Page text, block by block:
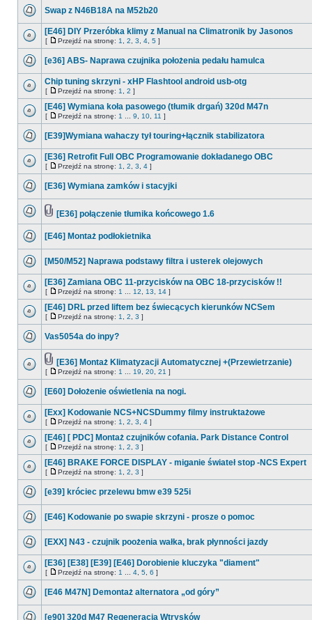
Swap z N46B18A na M52b20
[E46] DIY Przeróbka klimy z Manual na Climatronik by Jasonos
[ Przejdź na stronę: 1 2 3 4 5 ]
[e36] ABS- Naprawa czujnika położenia pedału hamulca
Chip tuning skrzyni - xHP Flashtool android usb-otg
[ Przejdź na stronę: 1 2 ]
[E46] Wymiana koła pasowego (tłumik drgań) 320d M47n
[ Przejdź na stronę: 1 9 10 11 ]
[E39]Wymiana wahaczy tył touring+łącznik stabilizatora
[E36] Retrofit Full OBC Programowanie dokładanego OBC
[ Przejdź na stronę: 1 2 3 4 ]
[E36] Wymiana zamków i stacyjki
[E36] połączenie tłumika końcowego 1.6
[E46] Montaż podłokietnika
[M50/M52] Naprawa podstawy filtra i usterek olejowych
[E36] Zamiana OBC 11-przycisków na OBC 18-przycisków !!
[ Przejdź na stronę: 1 12 13 14 ]
[E46] DRL przed liftem bez świecących kierunków NCSem
[ Przejdź na stronę: 1 2 3 ]
Vas5054a do inpy?
[E36] Montaż Klimatyzacji Automatycznej +(Przewietrzanie)
[ Przejdź na stronę: 1 19 20 21 ]
[E60] Dołożenie oświetlenia na nogi.
[Exx] Kodowanie NCS+NCSDummy filmy instruktażowe
[ Przejdź na stronę: 1 2 3 4 ]
[E46] [ PDC] Montaż czujników cofania. Park Distance Control
[ Przejdź na stronę: 1 2 3 ]
[E46] BRAKE FORCE DISPLAY - miganie świateł stop -NCS Expert
[ Przejdź na stronę: 1 2 3 ]
[e39] króciec przelewu bmw e39 525i
[E46] Kodowanie po swapie skrzyni - prosze o pomoc
[EXX] N43 - czujnik poożenia wałka, brak płynności jazdy
[E36] [E38] [E39] [E46] Dorobienie kluczyka "diament"
[ Przejdź na stronę: 1 4 5 6 ]
[E46 M47N] Demontaż alternatora „od góry”
[e90] 320d M47 Regeneracja Wtrysków